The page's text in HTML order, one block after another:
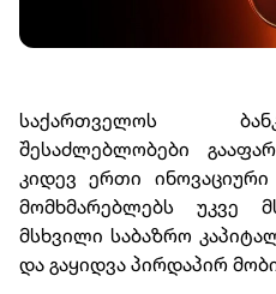
საქართველოს
შესაძლებლობები
კიდევ ერთი
მომხმარებლებს უკვე
მსხვილი საბაზრო
და გაყიდვა პირდაპირ